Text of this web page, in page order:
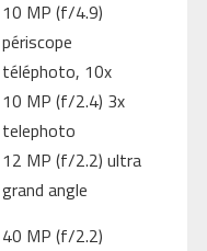
10 MP (f/4.9)
périscope
téléphoto, 10x
10 MP (f/2.4) 3x
telephoto
12 MP (f/2.2) ultra
grand angle
40 MP (f/2.2)